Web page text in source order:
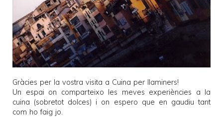
Gràcies per la vostra visita a Cuina per llaminers!
Un espai on comparteixo les meves experiències a la
cuina (sobretot dolces) i on espero que en gaudiu tant
com ho faig jo.